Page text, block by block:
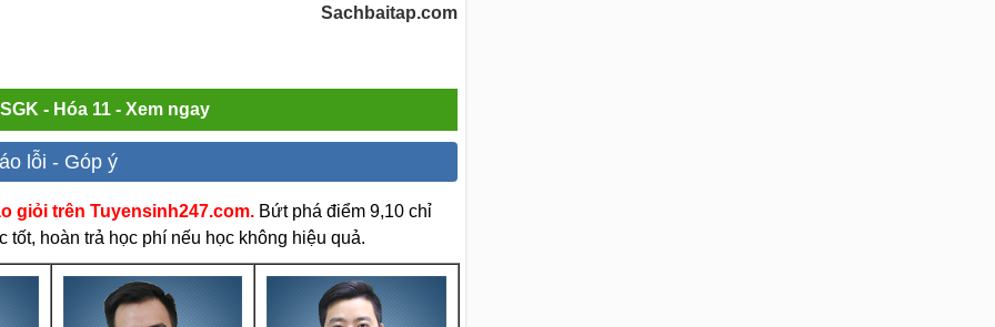
Sachbaitap.com
- Hóa 11 - Xem ngay
lỗi - Góp ý
giỏi trên Tuyensinh247.com. Bứt phá điểm 9,10 chỉ
hoàn trả học phí nếu học không hiệu quả.